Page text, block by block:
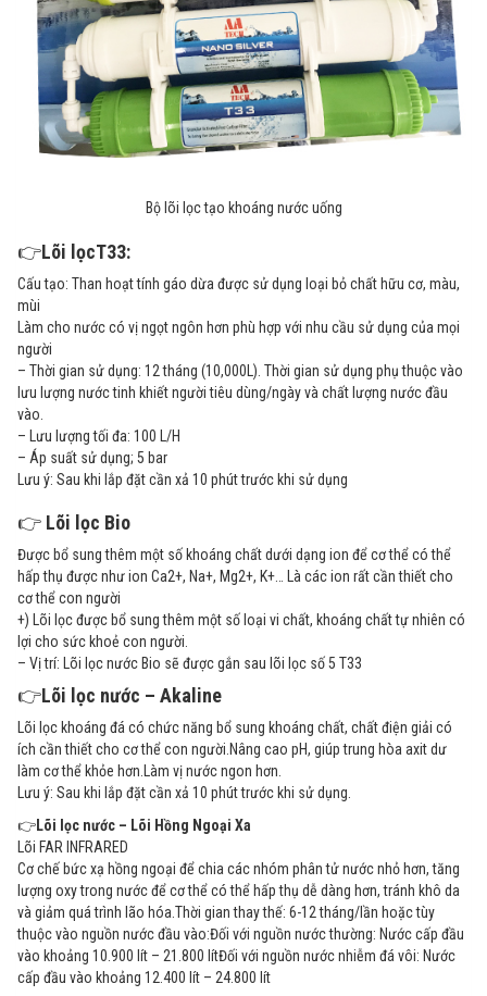
Bộ lõi lọc tạo khoáng nước uống
👉Lõi lọcT33:
Cấu tạo: Than hoạt tính gáo dừa được sử dụng loại bỏ chất hữu cơ, màu,
mùi
Làm cho nước có vị ngọt ngôn hơn phù hợp với nhu cầu sử dụng của mọi
người
– Thời gian sử dụng: 12 tháng (10,000L). Thời gian sử dụng phụ thuộc vào
lưu lượng nước tinh khiết người tiêu dùng/ngày và chất lượng nước đầu
vào.
– Lưu lượng tối đa: 100 L/H
– Áp suất sử dụng; 5 bar
Lưu ý: Sau khi lắp đặt cần xả 10 phút trước khi sử dụng
👉 Lõi lọc Bio
Được bổ sung thêm một số khoáng chất dưới dạng ion để cơ thể có thể
hấp thụ được như ion Ca2+, Na+, Mg2+, K+… Là các ion rất cần thiết cho
cơ thể con người
+) Lõi lọc được bổ sung thêm một số loại vi chất, khoáng chất tự nhiên có
lợi cho sức khoẻ con người.
– Vị trí: Lõi lọc nước Bio sẽ được gắn sau lõi lọc số 5 T33
👉Lõi lọc nước – Akaline
Lõi lọc khoáng đá có chức năng bổ sung khoáng chất, chất điện giải có
ích cần thiết cho cơ thể con người.Nâng cao pH, giúp trung hòa axit dư
làm cơ thể khỏe hơn.Làm vị nước ngon hơn.
Lưu ý: Sau khi lắp đặt cần xả 10 phút trước khi sử dụng.
👉Lõi lọc nước – Lõi Hồng Ngoại Xa
Lõi FAR INFRARED
Cơ chế bức xạ hồng ngoại để chia các nhóm phân tử nước nhỏ hơn, tăng
lượng oxy trong nước để cơ thể có thể hấp thụ dễ dàng hơn, tránh khô da
và giảm quá trình lão hóa.Thời gian thay thế: 6-12 tháng/lần hoặc tùy
thuộc vào nguồn nước đầu vào:Đối với nguồn nước thường: Nước cấp đầu
vào khoảng 10.900 lít – 21.800 lítĐối với nguồn nước nhiễm đá vôi: Nước
cấp đầu vào khoảng 12.400 lít – 24.800 lít